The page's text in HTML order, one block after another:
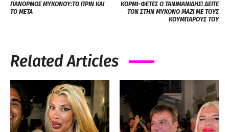
ΠΑΝΟΡΜΟΣ ΜΥΚΟΝΟΥ:ΤΟ ΠΡΙΝ ΚΑΙ
ΤΟ ΜΕΤΑ
ΚΟΡΜΙ-ΦΕΤΕΣ Ο ΤΑΝΙΜΑΝΙΔΗΣ! ΔΕΙΤΕ
ΤΟΝ ΣΤΗΝ ΜΥΚΟΝΟ ΜΑΖΙ ΜΕ ΤΟΥΣ
ΚΟΥΜΠΑΡΟΥΣ ΤΟΥ
Related Articles